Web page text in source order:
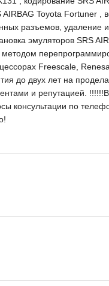
Toyota Fortuner ,
разъемов, удаление
эмуляторов SRS
методом
Freescale,
до двух лет на
и репутацией.
консультации по